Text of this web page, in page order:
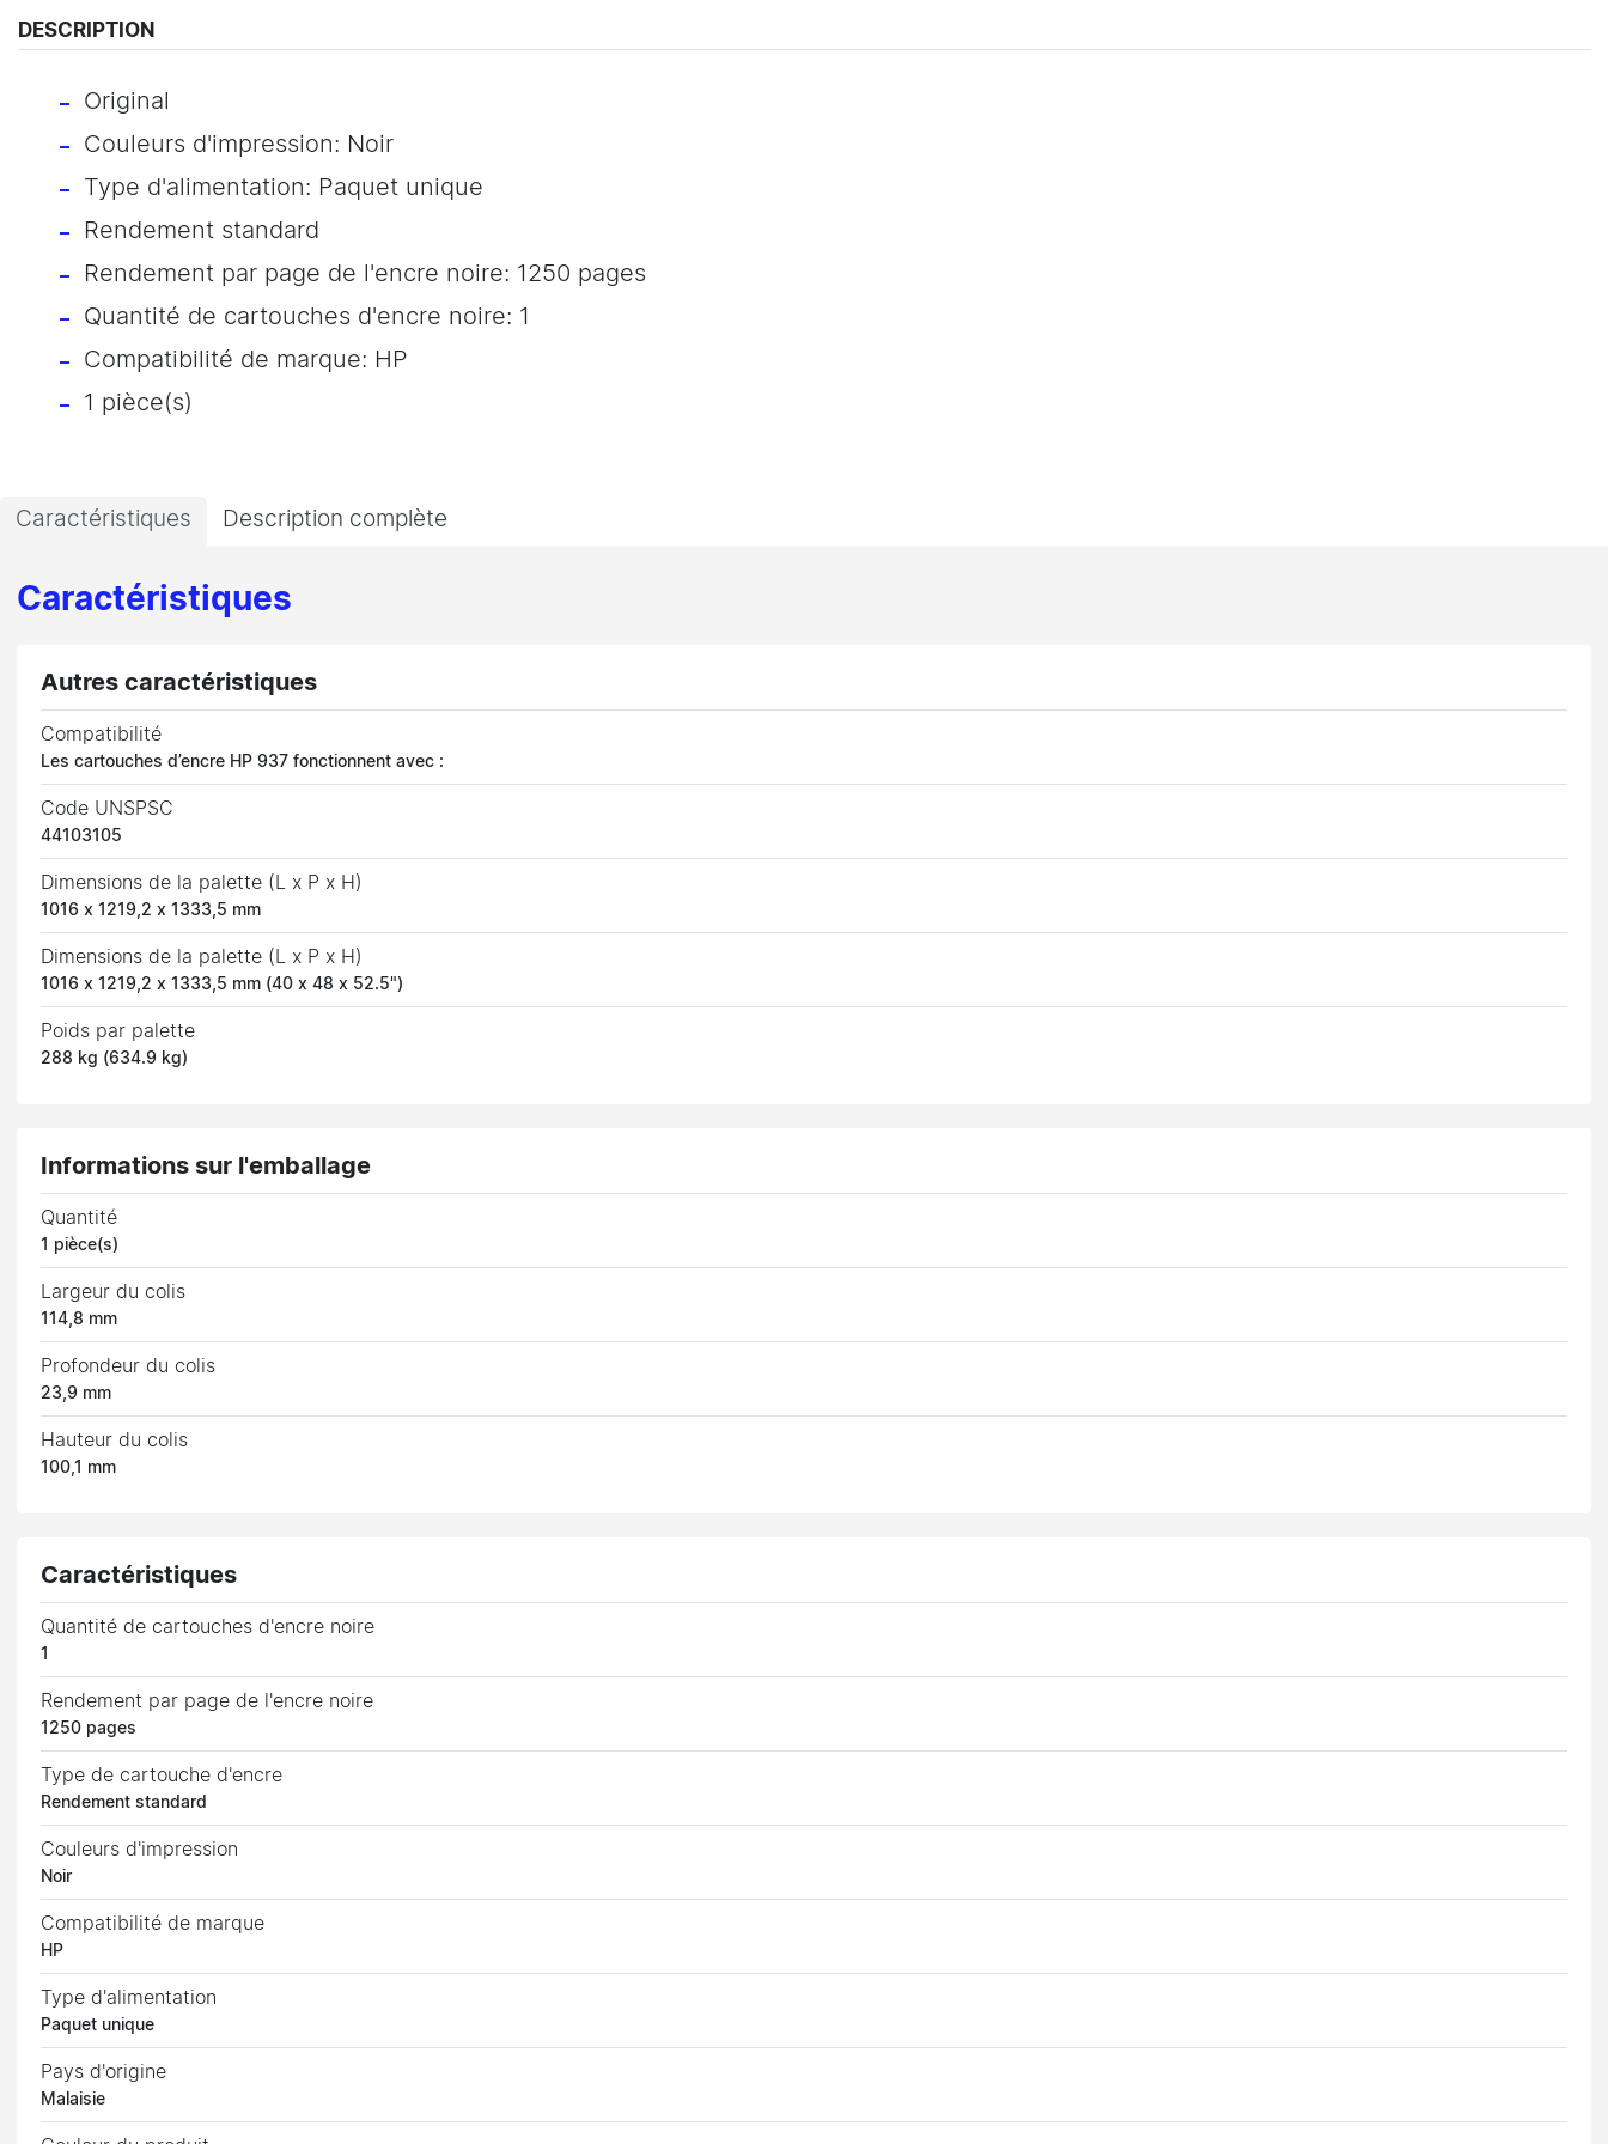
DESCRIPTION
Original
Couleurs d'impression: Noir
Type d'alimentation: Paquet unique
Rendement standard
Rendement par page de l'encre noire: 1250 pages
Quantité de cartouches d'encre noire: 1
Compatibilité de marque: HP
1 pièce(s)
Caractéristiques Description complète
Caractéristiques
Autres caractéristiques
Compatibilité
Les cartouches d’encre HP 937 fonctionnent avec :
Code UNSPSC
44103105
Dimensions de la palette (L x P x H)
1016 x 1219,2 x 1333,5 mm
Dimensions de la palette (L x P x H)
1016 x 1219,2 x 1333,5 mm (40 x 48 x 52.5")
Poids par palette
288 kg (634.9 kg)
Informations sur l'emballage
Quantité
1 pièce(s)
Largeur du colis
114,8 mm
Profondeur du colis
23,9 mm
Hauteur du colis
100,1 mm
Caractéristiques
Quantité de cartouches d'encre noire
1
Rendement par page de l'encre noire
1250 pages
Type de cartouche d'encre
Rendement standard
Couleurs d'impression
Noir
Compatibilité de marque
HP
Type d'alimentation
Paquet unique
Pays d'origine
Malaisie